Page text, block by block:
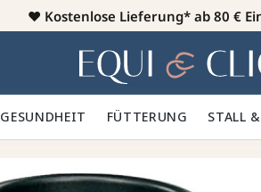
♥️ Kostenlose Lieferung* ab 80 €
Heim
GESUNDHEIT ✨ FÜTTERUNG 🥕 STALL